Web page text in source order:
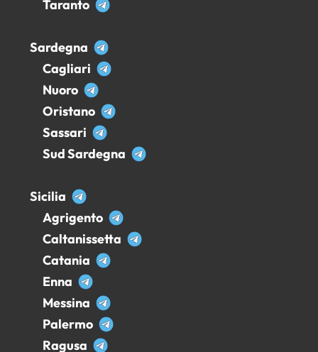
Taranto
Sardegna
Cagliari
Nuoro
Oristano
Sassari
Sud Sardegna
Sicilia
Agrigento
Caltanissetta
Catania
Enna
Messina
Palermo
Ragusa